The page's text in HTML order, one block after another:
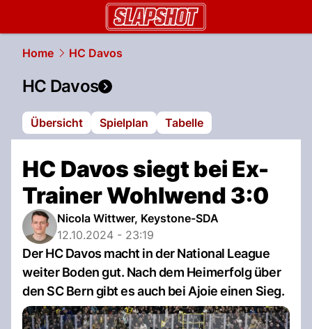
Home HC Davos
HC Davos
Übersicht Spielplan Tabelle
HC Davos siegt bei Ex-
Trainer Wohlwend 3:0
Nicola Wittwer, Keystone-SDA
12.10.2024 - 23:19
Der HC Davos macht in der National League
weiter Boden gut. Nach dem Heimerfolg über
den SC Bern gibt es auch bei Ajoie einen Sieg.